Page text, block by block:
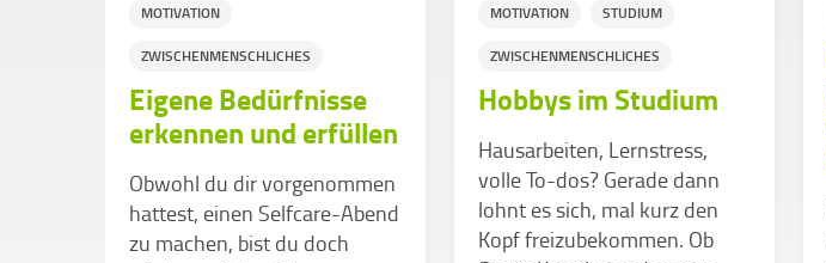
MOTIVATION
ZWISCHENMENSCHLICHES
Eigene Bedürfnisse
erkennen und erfüllen
Obwohl du dir vorgenommen
hattest, einen Selfcare-Abend
zu machen, bist du doch
MOTIVATION STUDIUM
ZWISCHENMENSCHLICHES
Hobbys im Studium
Hausarbeiten, Lernstress,
volle To-dos? Gerade dann
lohnt es sich, mal kurz den
Kopf freizubekommen. Ob